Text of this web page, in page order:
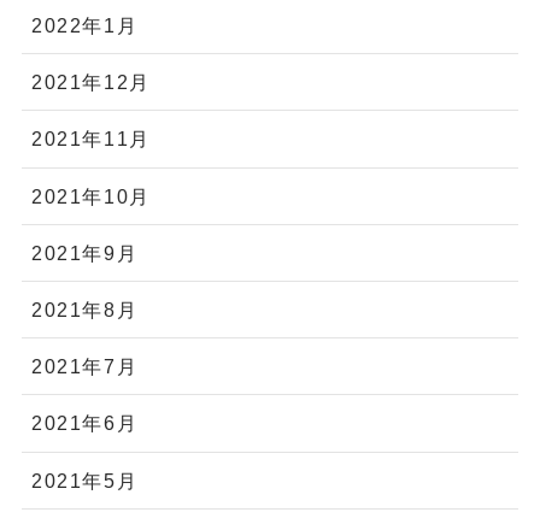
2022年1月
2021年12月
2021年11月
2021年10月
2021年9月
2021年8月
2021年7月
2021年6月
2021年5月